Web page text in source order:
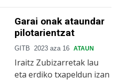
Garai onak ataundar
pilotarientzat
GITB 2023 aza 16 ATAUN
Iraitz Zubizarretak lau
eta erdiko txapeldun izan